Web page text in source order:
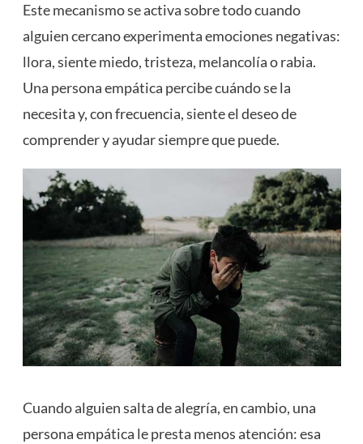
Este mecanismo se activa sobre todo cuando
alguien cercano experimenta emociones negativas:
llora, siente miedo, tristeza, melancolía o rabia.
Una persona empática percibe cuándo se la
necesita y, con frecuencia, siente el deseo de
comprender y ayudar siempre que puede.
Cuando alguien salta de alegría, en cambio, una
persona empática le presta menos atención: esa